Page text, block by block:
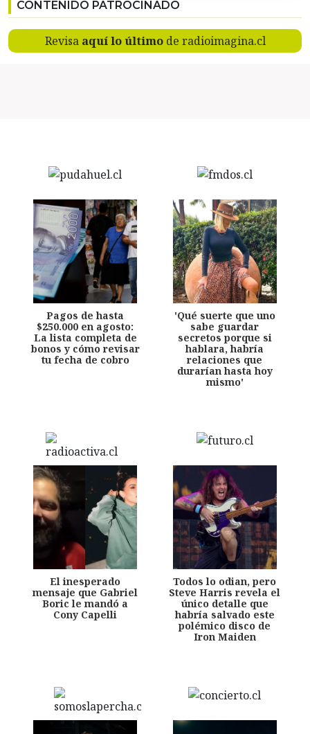
CONTENIDO PATROCINADO
Revisa aquí lo últimode radioimagina.cl
Pagos de hasta
$250.000 en agosto:
La lista completa de
bonos y cómo revisar
tu fecha de cobro
'Qué suerte que uno
sabe guardar
secretos porque si
hablara, habría
relaciones que
durarían hasta hoy
mismo'
El inesperado
mensaje que Gabriel
Boric le mandó a
Cony Capelli
Todos lo odian, pero
Steve Harris revela el
único detalle que
habría salvado este
polémico disco de
Iron Maiden